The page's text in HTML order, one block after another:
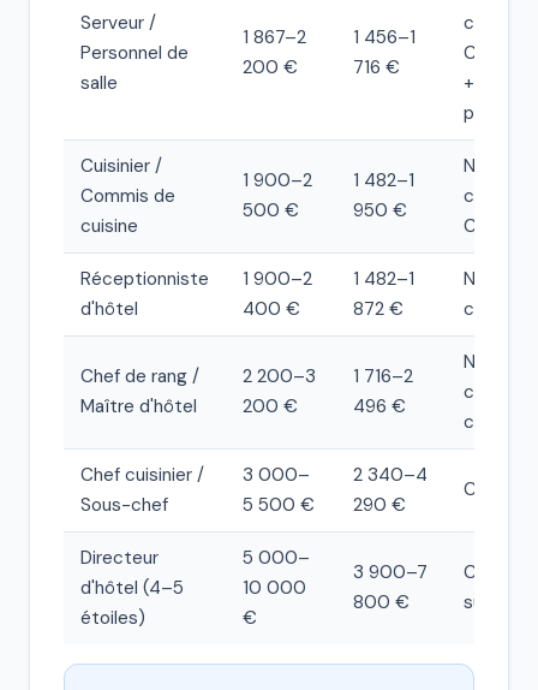
Serveur /
Personnel de
salle
1 867–2
200 €
1 456–1
716 €
cadre,
CCN
+
Cuisinier /
Commis de
cuisine
1 900–2
500 €
1 482–1
950 €
Non-
cadre,
CCN
Réceptionniste
d'hôtel
1 900–2
400 €
1 482–1
872 €
Non-
cadre
Chef de rang /
Maître d'hôtel
2 200–3
200 €
1 716–2
496 €
Non-
cadre ou
cadre
Chef cuisinier /
Sous-chef
3 000–
5 500 €
2 340–4
290 €
Cadre
Directeur
d'hôtel (4–5
étoiles)
5 000–
10 000
€
3 900–7
800 €
Cadre